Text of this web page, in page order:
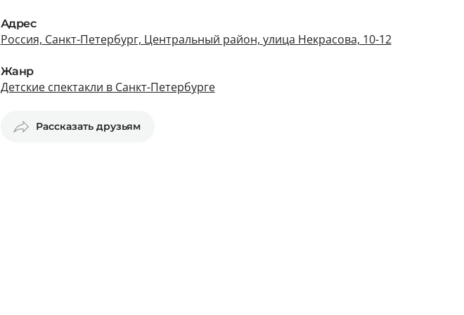
Адрес
Россия, Санкт-Петербург, Центральный район, улица Некрасова, 10-12
Жанр
Детские спектакли в Санкт-Петербурге
Рассказать друзьям